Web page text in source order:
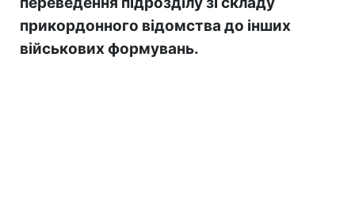
прикордонного відомства до інших
військових формувань.